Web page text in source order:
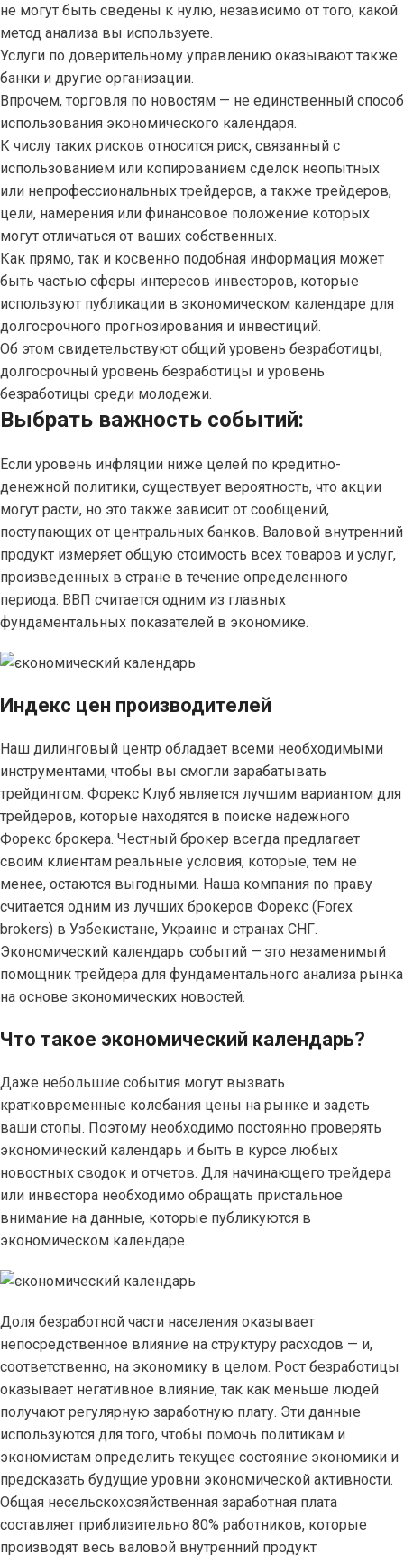
не могут быть сведены к нулю, независимо от того, какой
метод анализа вы используете.
Услуги по доверительному управлению оказывают также
банки и другие организации.
Впрочем, торговля по новостям — не единственный способ
использования экономического календаря.
К числу таких рисков относится риск, связанный с
использованием или копированием сделок неопытных
или непрофессиональных трейдеров, а также трейдеров,
цели, намерения или финансовое положение которых
могут отличаться от ваших собственных.
Как прямо, так и косвенно подобная информация может
быть частью сферы интересов инвесторов, которые
используют публикации в экономическом календаре для
долгосрочного прогнозирования и инвестиций.
Об этом свидетельствуют общий уровень безработицы,
долгосрочный уровень безработицы и уровень
безработицы среди молодежи.
Выбрать важность событий:
Если уровень инфляции ниже целей по кредитно-
денежной политики, существует вероятность, что акции
могут расти, но это также зависит от сообщений,
поступающих от центральных банков. Валовой внутренний
продукт измеряет общую стоимость всех товаров и услуг,
произведенных в стране в течение определенного
периода. ВВП считается одним из главных
фундаментальных показателей в экономике.
Индекс цен производителей
Наш дилинговый центр обладает всеми необходимыми
инструментами, чтобы вы смогли зарабатывать
трейдингом. Форекс Клуб является лучшим вариантом для
трейдеров, которые находятся в поиске надежного
Форекс брокера. Честный брокер всегда предлагает
своим клиентам реальные условия, которые, тем не
менее, остаются выгодными. Наша компания по праву
считается одним из лучших брокеров Форекс (Forex
brokers) в Узбекистане, Украине и странах СНГ.
Экономический календарь событий — это незаменимый
помощник трейдера для фундаментального анализа рынка
на основе экономических новостей.
Что такое экономический календарь?
Даже небольшие события могут вызвать
кратковременные колебания цены на рынке и задеть
ваши стопы. Поэтому необходимо постоянно проверять
экономический календарь и быть в курсе любых
новостных сводок и отчетов. Для начинающего трейдера
или инвестора необходимо обращать пристальное
внимание на данные, которые публикуются в
экономическом календаре.
Доля безработной части населения оказывает
непосредственное влияние на структуру расходов — и,
соответственно, на экономику в целом. Рост безработицы
оказывает негативное влияние, так как меньше людей
получают регулярную заработную плату. Эти данные
используются для того, чтобы помочь политикам и
экономистам определить текущее состояние экономики и
предсказать будущие уровни экономической активности.
Общая несельскохозяйственная заработная плата
составляет приблизительно 80% работников, которые
производят весь валовой внутренний продукт